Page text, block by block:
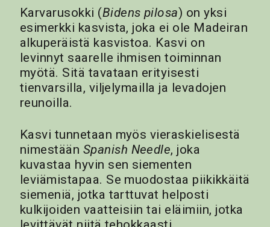
Karvarusokki (Bidens pilosa) on yksi
esimerkki kasvista, joka ei ole Madeiran
alkuperäistä kasvistoa. Kasvi on
levinnyt saarelle ihmisen toiminnan
myötä. Sitä tavataan erityisesti
tienvarsilla, viljelymailla ja levadojen
reunoilla.
Kasvi tunnetaan myös vieraskielisestä
nimestään Spanish Needle, joka
kuvastaa hyvin sen siementen
leviämistapaa. Se muodostaa piikikkäitä
siemeniä, jotka tarttuvat helposti
kulkijoiden vaatteisiin tai eläimiin, jotka